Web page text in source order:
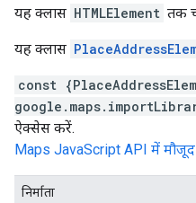
यह क्लास HTMLElement तक
यह क्लास
const
ऐक्सेस करें.
Maps JavaScript API में मौजूद
निर्माता